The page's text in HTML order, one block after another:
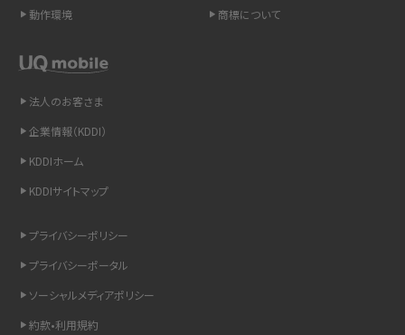
LINEの通知がこない時の原因と対処法9選！設定の確認手順も解説
非通知設定とは？184で電話をかける方法やiPhone・Androidの設定を解説
iCloudの使用容量を減らす9つの方法！使用状況の確認手順も紹介
リプライ機能とは？LINE、X（旧Twitter）、Instagram、TikTokで送る方法を解説
インスタのDMの送り方は？便利機能の使い方や注意点をわかりやすく解説
LINEで送信取り消しをする方法は？相手に知られるのか、削除との違いも紹介
動作環境
商標について
法人のお客さま
企業情報（KDDI）
KDDIホーム
KDDIサイトマップ
プライバシーポリシー
プライバシーポータル
ソーシャルメディアポリシー
約款•利用規約